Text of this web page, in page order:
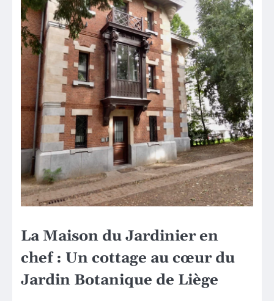
La Maison du Jardinier en
chef : Un cottage au cœur du
Jardin Botanique de Liège